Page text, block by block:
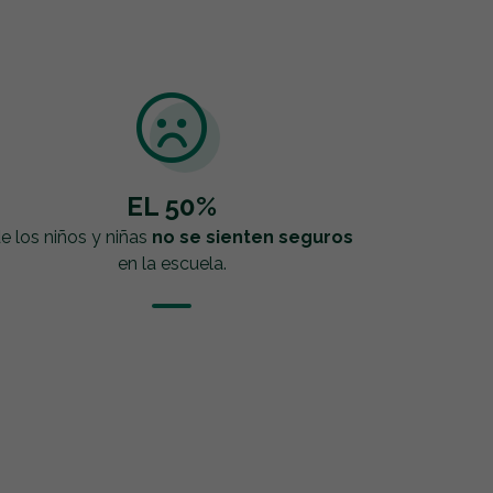
EL 50%
los niños y niñas no se sienten seguros
en la escuela.